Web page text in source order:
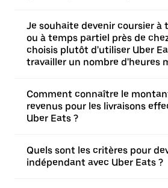
Je souhaite devenir coursier à
ou à temps partiel près de
choisis plutôt d'utiliser Uber
travailler un nombre d'heures
Comment connaître le
revenus pour les livraisons
Uber Eats ?
Quels sont les critères pour
indépendant avec Uber Eats ?